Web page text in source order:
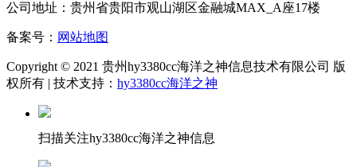
公司地址：贵州省贵阳市观山湖区金融城MAX_A座17楼
备案号： 网站地图
Copyright © 2021 贵州hy3380cc海洋之神信息技术有限公司 版
权所有 | 技术支持： hy3380cc海洋之神
扫描关注hy3380cc海洋之神信息